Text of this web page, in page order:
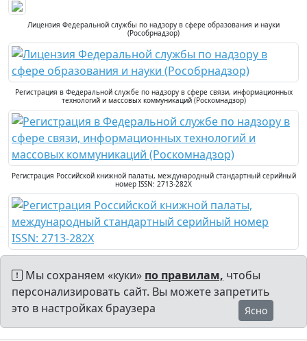
Лицензия Федеральной службы по надзору в сфере образования и науки
(Рособрнадзор)
Регистрация в Федеральной службе по надзору в сфере связи, информационных
технологий и массовых коммуникаций (Роскомнадзор)
Регистрация Российской книжной палаты, международный стандартный серийный
номер ISSN: 2713-282X
Мы сохраняем «куки» по правилам, чтобы
персонализировать сайт. Вы можете запретить
это в настройках браузера
Ясно